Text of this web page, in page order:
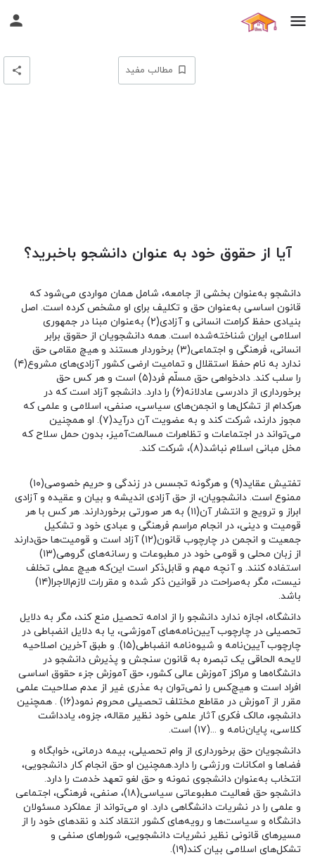
مطالب مفید
آیا از حقوق خود به عنوان دانشجو باخبرید؟
دانشجو به‌عنوان بخشی از جامعه، شامل همان مواردی می‌شود که
قانون اساسی به‌عنوان حق و تکلیف برای او مشخص کرده است. اصل
بنیادی حفظ کرامت انسانی و آزادی(۲) به‌عنوان مبنا در جمهوری
اسلامی ایران شناخته‌شده است. همه دانشجویان از حقوق برابر
انسانی، فرهنگی و اجتماعی(۳) برخوردار هستند و هیچ مقامی حق
ندارد به نام حفظ استقلال و تمامیت ارضی کشور آزادی‌های مشروع(۴)
را سلب کند. دادخواهی حق مسلّم فرد(۵) است و هر کس حق
برخورداری از دادرسی عادلانه(۶) را دارد. دانشجو آزاد است که در
هرکدام از تشکل‌ها و انجمن‌های سیاسی، صنفی، اسلامی و علمی که
مجوز دارند، شرکت کند و به عضویت آن درآید(۷). او همچنین
می‌تواند در اجتماعات و تظاهرات مسالمت‌آمیز، بدون حمل سلاح که
مخل مبانی اسلام نباشد(۸)، شرکت کند.
تفتیش عقاید(۹) و هرگونه تجسس در زندگی و حریم خصوصی(۱۰)
ممنوع است. دانشجویان، از حق آزادی اندیشه و بیان و عقیده و آزادی
ابراز و ترویج و انتشار آن(۱۱) به هر صورتی برخوردارند. هر کس با هر
قومیت و دینی، در انجام مراسم فرهنگی و عبادی خود و تشکیل
جمعیت و انجمن در چارچوب قانون(۱۲) آزاد است و قومیت‌ها حق‌دارند
از زبان محلی و قومی خود در مطبوعات و رسانه‌های گروهی(۱۳)
استفاده کنند. و آنچه مهم و قابل‌ذکر است این‌که هیچ عملی تخلف
نیست، مگر به‌صراحت در قوانین ذکر شده و مقررات لازم‌الاجرا(۱۴)
باشد.
دانشگاه، اجازه ندارد دانشجو را از ادامه تحصیل منع کند، مگر به دلایل
تحصیلی در چارچوب آیین‌نامه‌های آموزشی، یا به دلایل انضباطی در
چارچوب آیین‌نامه و شیوه‌نامه انضباطی(۱۵). و طبق آخرین اصلاحیه
لایحه الحاقی یک تبصره به قانون سنجش و پذیرش دانشجو در
دانشگاه‌ها و مراکز آموزش عالی کشور، حق آموزش جزء حقوق اساسی
افراد است و هیچ‌کس را نمی‌توان به عذری غیر از عدم صلاحیت علمی
مقرر از آموزش در مقاطع مختلف تحصیلی محروم نمود(۱۶) . همچنین
دانشجو، مالک فکری آثار علمی خود نظیر مقاله، جزوه، یادداشت
کلاسی، پایان‌نامه و …(۱۷) است.
دانشجویان حق برخورداری از وام تحصیلی، بیمه درمانی، خوابگاه و
فضاها و امکانات ورزشی را دارد.همچنین او حق انجام کار دانشجویی،
انتخاب به‌عنوان دانشجوی نمونه و حق لغو تعهد خدمت را دارد.
دانشجو حق فعالیت مطبوعاتی سیاسی(۱۸)، صنفی، فرهنگی، اجتماعی
و علمی را در نشریات دانشگاهی دارد. او می‌تواند از عملکرد مسئولان
دانشگاه و سیاست‌ها و رویه‌های کشور انتقاد کند و نقدهای خود را از
مسیرهای قانونی نظیر نشریات دانشجویی، شوراهای صنفی و
تشکل‌های اسلامی بیان کند(۱۹).